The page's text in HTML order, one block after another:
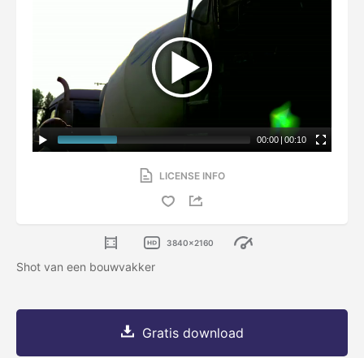
00:00 |00:10
LICENSE INFO
3840x2160
Shot van een bouwvakker
Gratis download